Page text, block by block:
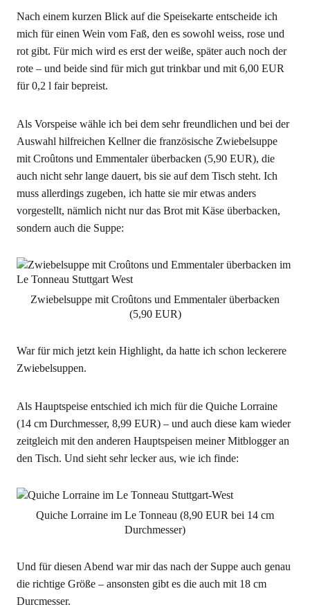
Nach einem kurzen Blick auf die Speisekarte entscheide ich
mich für einen Wein vom Faß, den es sowohl weiss, rose und
rot gibt. Für mich wird es erst der weiße, später auch noch der
rote – und beide sind für mich gut trinkbar und mit 6,00 EUR
für 0,2 l fair bepreist.
Als Vorspeise wähle ich bei dem sehr freundlichen und bei der
Auswahl hilfreichen Kellner die französische Zwiebelsuppe
mit Croûtons und Emmentaler überbacken (5,90 EUR), die
auch nicht sehr lange dauert, bis sie auf dem Tisch steht. Ich
muss allerdings zugeben, ich hatte sie mir etwas anders
vorgestellt, nämlich nicht nur das Brot mit Käse überbacken,
sondern auch die Suppe:
Zwiebelsuppe mit Croûtons und Emmentaler überbacken
(5,90 EUR)
War für mich jetzt kein Highlight, da hatte ich schon leckerere
Zwiebelsuppen.
Als Hauptspeise entschied ich mich für die Quiche Lorraine
(14 cm Durchmesser, 8,99 EUR) – und auch diese kam wieder
zeitgleich mit den anderen Hauptspeisen meiner Mitblogger an
den Tisch. Und sieht sehr lecker aus, wie ich finde:
Quiche Lorraine im Le Tonneau (8,90 EUR bei 14 cm
Durchmesser)
Und für diesen Abend war mir das nach der Suppe auch genau
die richtige Größe – ansonsten gibt es die auch mit 18 cm
Durcmesser.